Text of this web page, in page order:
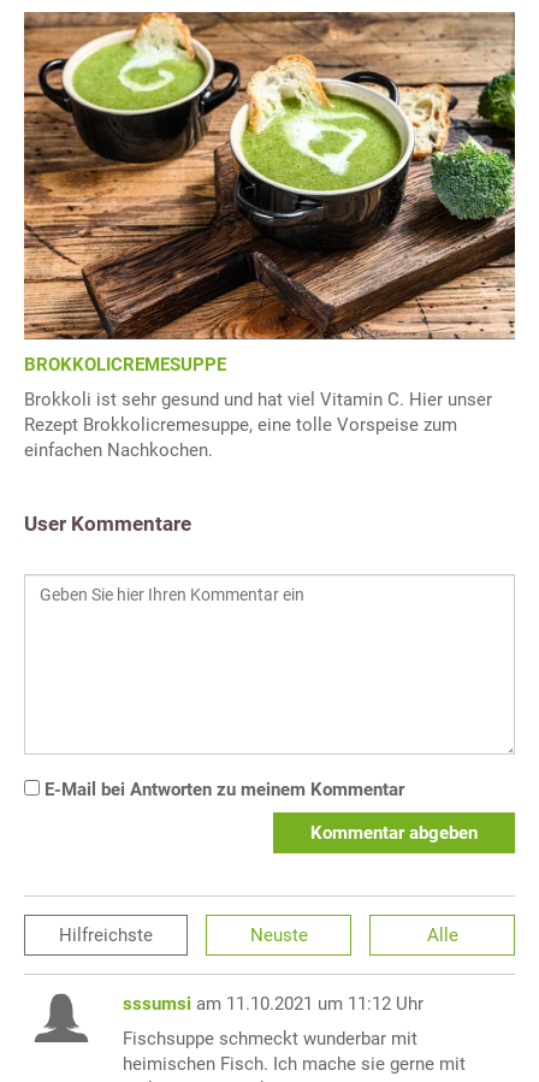
BROKKOLICREMESUPPE
Brokkoli ist sehr gesund und hat viel Vitamin C. Hier unser
Rezept Brokkolicremesuppe, eine tolle Vorspeise zum
einfachen Nachkochen.
User Kommentare
E-Mail bei Antworten zu meinem Kommentar
Kommentar abgeben
Hilfreichste Neuste Alle
sssumsi am 11.10.2021 um 11:12 Uhr
Fischsuppe schmeckt wunderbar mit
heimischen Fisch. Ich mache sie gerne mit